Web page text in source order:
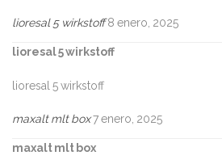
lioresal 5 wirkstoff 8 enero, 2025
lioresal 5 wirkstoff
lioresal 5 wirkstoff
maxalt mlt box7 enero, 2025
maxalt mlt box